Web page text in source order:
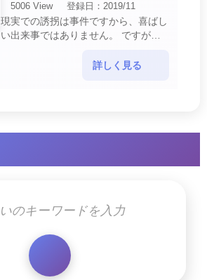
5006 View
登録日：2019/11
現実での誘拐は事件ですから、喜ばし
い出来事ではありません。 ですが、
詳しく見る